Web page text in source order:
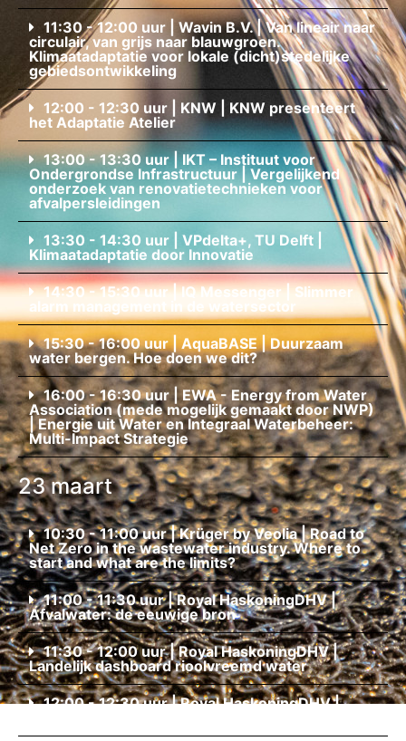
11:30 - 12:00 uur | Wavin B.V. | Van lineair naar
circulair, van grijs naar blauwgroen.
Klimaatadaptatie voor lokale (dicht)stedelijke
gebiedsontwikkeling
12:00 - 12:30 uur | KNW | KNW presenteert
het Adaptatie Atelier
13:00 - 13:30 uur | IKT – Instituut voor
Ondergrondse Infrastructuur | Vergelijkend
onderzoek van renovatietechnieken voor
afvalpersleidingen
13:30 - 14:30 uur | VPdelta+, TU Delft |
Klimaatadaptatie door Innovatie
14:30 - 15:30 uur | IQ Messenger | Slimmer
alarm management in de watersector
15:30 - 16:00 uur | AquaBASE | Duurzaam
water bergen. Hoe doen we dit?
16:00 - 16:30 uur | EWA - Energy from Water
Association (mede mogelijk gemaakt door NWP)
| Energie uit Water en Integraal Waterbeheer:
Multi-Impact Strategie
23 maart
10:30 - 11:00 uur | Krüger by Veolia | Road to
Net Zero in the wastewater industry. Where to
start and what are the limits?
11:00 - 11:30 uur | Royal HaskoningDHV |
Afvalwater: de eeuwige bron
11:30 - 12:00 uur | Royal HaskoningDHV |
Landelijk dashboard rioolvreemd water
12:00 - 12:30 uur | Royal HaskoningDHV |